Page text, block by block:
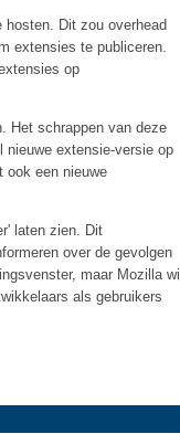
Dit zou overhead
extensies te publiceren.
op
Het schrappen van deze
nieuwe extensie-versie op
ook een nieuwe
laten zien. Dit
over de gevolgen
maar Mozilla wil
als gebruikers